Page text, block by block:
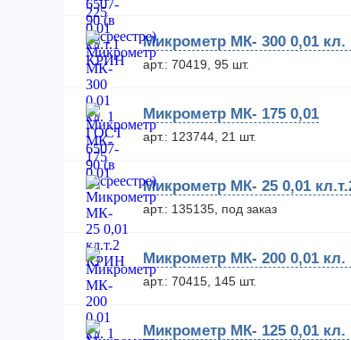
Микрометр МК- 300 0,01 кл.
арт.: 70419, 95 шт.
Микрометр МК- 175 0,01
арт.: 123744, 21 шт.
Микрометр МК- 25 0,01
арт.: 135135, под заказ
Микрометр МК- 200 0,01 кл.
арт.: 70415, 145 шт.
Микрометр МК- 125 0,01 кл.